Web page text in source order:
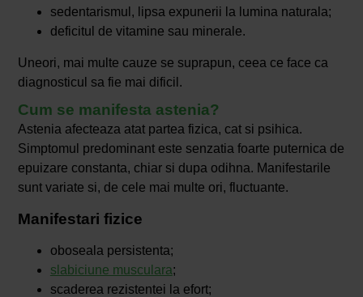
sedentarismul, lipsa expunerii la lumina naturala;
deficitul de vitamine sau minerale.
Uneori, mai multe cauze se suprapun, ceea ce face ca
diagnosticul sa fie mai dificil.
Cum se manifesta astenia?
Astenia afecteaza atat partea fizica, cat si psihica.
Simptomul predominant este senzatia foarte puternica de
epuizare constanta, chiar si dupa odihna. Manifestarile
sunt variate si, de cele mai multe ori, fluctuante.
Manifestari fizice
oboseala persistenta;
slabiciune musculara;
scaderea rezistentei la efort;